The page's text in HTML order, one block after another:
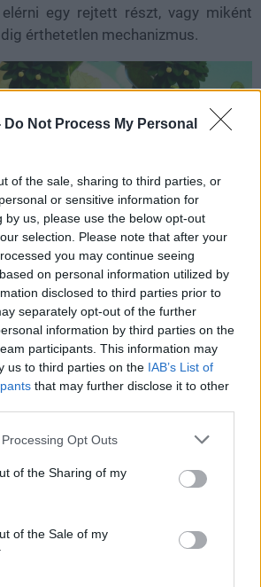
Do Not Process My Personal
of the sale, sharing to third parties, or
or sensitive information for
by us, please use the below opt-out
selection. Please note that after your
you may continue seeing
on personal information utilized by
disclosed to third parties prior to
separately opt-out of the further
information by third parties on the
participants. This information may
us to third parties on the IAB’s List of
that may further disclose it to other
website/app uses one or more Google
or usage behaviour. You may click to
to Google and its third-party tags to
specified purposes in below Google
Opt Outs
of the Sharing of my
of the Sale of my
egy rejtett részt, vagy miként
érthetetlen mechanizmus.
egyik legjobb döntése, hogy nem
Nincs benne az a fajta nyomás, amit
várnánk. Nem akar minden
nem akarja a játékost visszadobni
elejére, és nem épít arra, hogy
egy ugrást. Ez egyértelműen
fiatalabb játékosoknak is szánt
még nem válik automatikusan
A játék nem nehéz akar lenni,
hogy ez a figyelmesség néha túl
A Mysterious Book ugyanis
kényszerít arra, hogy igazán